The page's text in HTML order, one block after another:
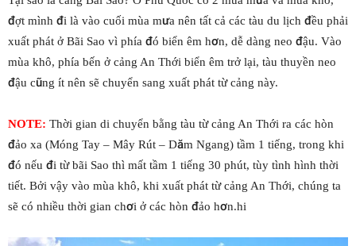
đợt mình đi là vào cuối mùa mưa nên tất cả các tàu du lịch đều phải
xuất phát ở Bãi Sao vì phía đó biển êm hơn, dễ dàng neo đậu. Vào
mùa khô, phía bến ở cảng An Thới biển êm trở lại, tàu thuyền neo
đậu cũng ít nên sẽ chuyển sang xuất phát từ cảng này.
NOTE: Thời gian di chuyển bằng tàu từ cảng An Thới ra các hòn
đảo xa (Móng Tay – Mây Rút – Dăm Ngang) tầm 1 tiếng, trong khi
đó nếu đi từ bãi Sao thì mất tầm 1 tiếng 30 phút, tùy tình hình thời
tiết. Bởi vậy vào mùa khô, khi xuất phát từ cảng An Thới, chúng ta
sẽ có nhiều thời gian chơi ở các hòn đảo hơn.hi